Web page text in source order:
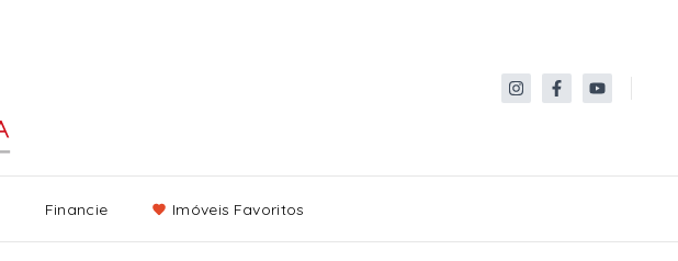
Financie Imóveis Favoritos